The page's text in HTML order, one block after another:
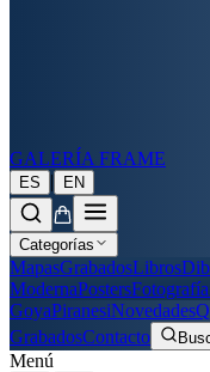
GALERÍA FRAME
ES | EN
Categorías
MapasGrabadosLibros
ModernaPosters
GoyaPiranesiNovedades
GrabadosContacto
Menú